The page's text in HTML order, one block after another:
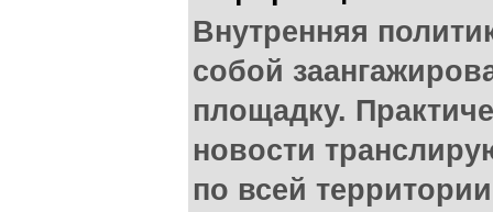
Внутренняя
собой
площадку.
новости
по всей